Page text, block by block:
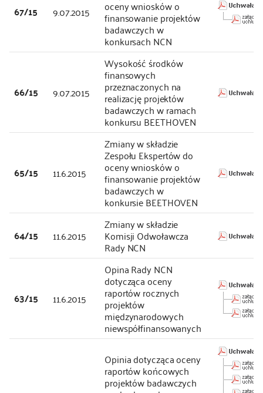
67/15 9.07.2015 oceny wniosków o
finansowanie projektów
badawczych w
konkursach NCN
66/15 9.07.2015
Wysokość środków
finansowych
przeznaczonych na
realizację projektów
badawczych w ramach
konkursu BEETHOVEN
65/15 11.6.2015
Zmiany w składzie
Zespołu Ekspertów do
oceny wniosków o
finansowanie projektów
badawczych w
konkursie BEETHOVEN
64/15 11.6.2015
Zmiany w składzie
Komisji Odwoławcza
Rady NCN
63/15 11.6.2015
Opina Rady NCN
dotycząca oceny
raportów rocznych
projektów
międzynarodowych
niewspółfinansowanych
Opinia dotycząca oceny
raportów końcowych
projektów badawczych